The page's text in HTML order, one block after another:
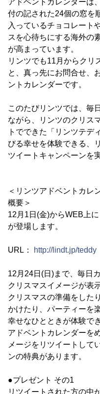
アドベントカレンダーは
付の記された24個の窓を
入っているチョコレート
スを心待ちにする海外の
が高まっています。
リンツでも11月からクリ
と、真っ先にお問合せ、
ントカレンダーです。
このたびリンツでは、毎
ながら、リンツのクリス
トでできた「リンツテデ
びる幸せを体験できる、
ツイートキャンペーンを
＜リンツアドベントカレ
概要＞
12月1日(金)からWEB上
が登場します。
URL： http://lindt.jp/teddy
12月24日(日)まで、毎日
クリスマスイメージが表
クリスマスの準備をした
かけたり、パーティーを
幸せなひとときが体験で
アドベントカレンダーを
メージをリツイートして
ンの特典があります。
●プレゼント その1
リツイートされた方の中